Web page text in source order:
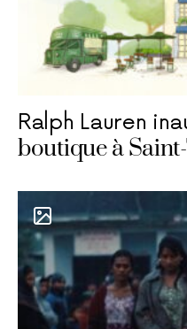
Ralph Lauren
boutique à